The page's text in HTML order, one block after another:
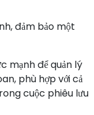
đảm bảo một
mạnh để quản lý
phù hợp với cả
cuộc phiêu lưu